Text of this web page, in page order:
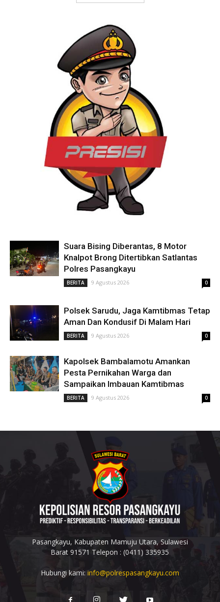
Suara Bising Diberantas, 8 Motor
Knalpot Brong Ditertibkan Satlantas
Polres Pasangkayu
BERITA 9 Agustus 2026 0
Polsek Sarudu, Jaga Kamtibmas Tetap
Aman Dan Kondusif Di Malam Hari
BERITA 9 Agustus 2026 0
Kapolsek Bambalamotu Amankan
Pesta Pernikahan Warga dan
Sampaikan Imbauan Kamtibmas
BERITA 9 Agustus 2026 0
Pasangkayu, Kabupaten Mamuju Utara, Sulawesi
Barat 91571 Telepon : (0411) 335935
Hubungi kami: info@polrespasangkayu.com